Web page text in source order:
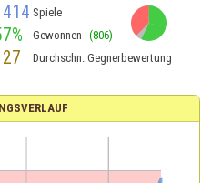
Spiele
Gewonnen (806)
Durchschn. Gegnerbewertung